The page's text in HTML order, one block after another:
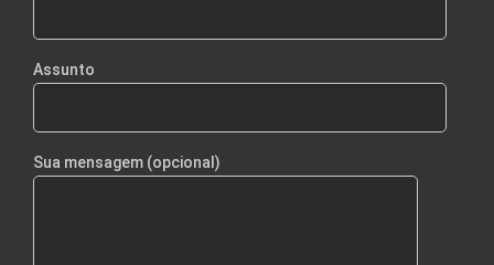
Assunto
Sua mensagem (opcional)